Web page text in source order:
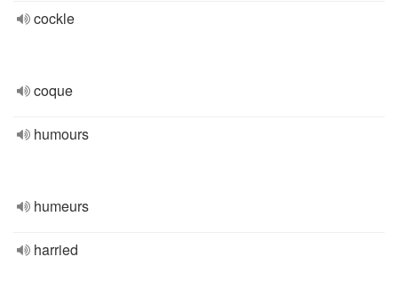
cockle
coque
humours
humeurs
harried